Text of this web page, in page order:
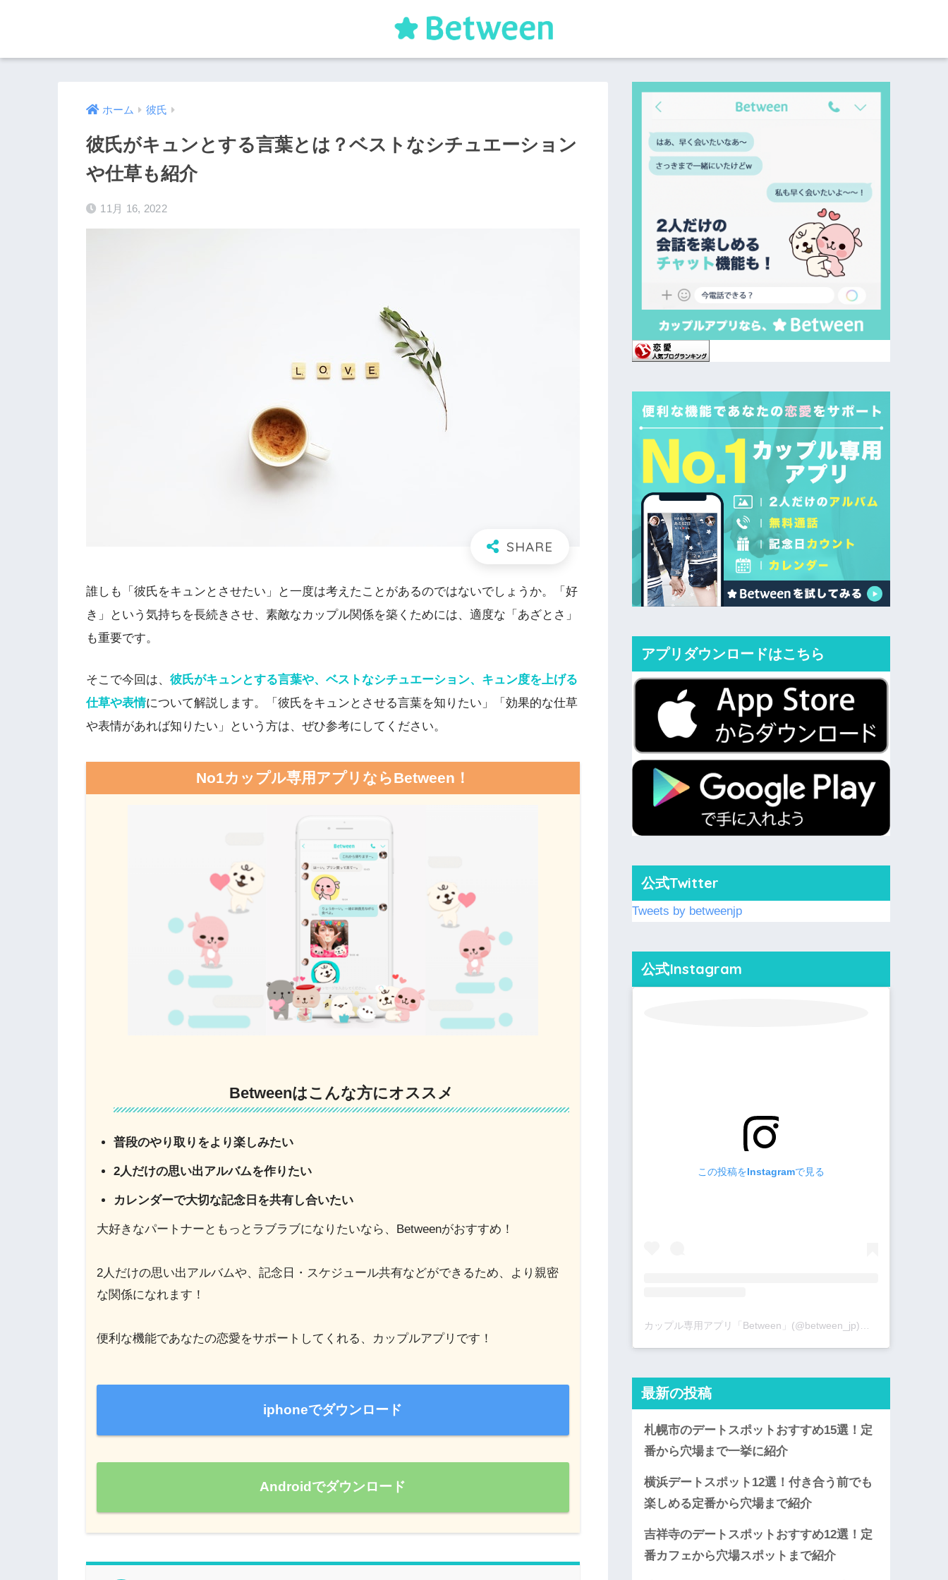
ホーム 彼氏
彼氏がキュンとする言葉とは？ベストなシチュエーション
や仕草も紹介
11月 16, 2022
誰しも「彼氏をキュンとさせたい」と一度は考えたことがあるのではないでしょうか。「好
き」という気持ちを長続きさせ、素敵なカップル関係を築くためには、適度な「あざとさ」
も重要です。
そこで今回は、 彼氏がキュンとする言葉や、ベストなシチュエーション、キュン度を上げる
仕草や表情について解説します。「彼氏をキュンとさせる言葉を知りたい」「効果的な仕草
や表情があれば知りたい」という方は、ぜひ参考にしてください。
No1カップル専用アプリならBetween！
Betweenはこんな方にオススメ
普段のやり取りをより楽しみたい
2人だけの思い出アルバムを作りたい
カレンダーで大切な記念日を共有し合いたい
大好きなパートナーともっとラブラブになりたいなら、Betweenがおすすめ！
2人だけの思い出アルバムや、記念日・スケジュール共有などができるため、より親密
な関係になれます！
便利な機能であなたの恋愛をサポートしてくれる、カップルアプリです！
iphoneでダウンロード
Androidでダウンロード
アプリダウンロードはこちら
公式Twitter
Tweets by betweenjp
公式Instagram
この投稿をInstagramで見る
最新の投稿
札幌市のデートスポットおすすめ15選！定
番から穴場まで一挙に紹介
横浜デートスポット12選！付き合う前でも
楽しめる定番から穴場まで紹介
吉祥寺のデートスポットおすすめ12選！定
番カフェから穴場スポットまで紹介